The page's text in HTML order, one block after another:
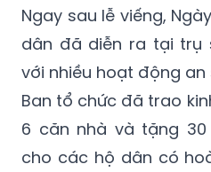
Ngay sau lễ viếng,
dân đã diễn ra tại trụ
với nhiều hoạt động an
Ban tổ chức đã trao
6 căn nhà và tặng
cho các hộ dân có